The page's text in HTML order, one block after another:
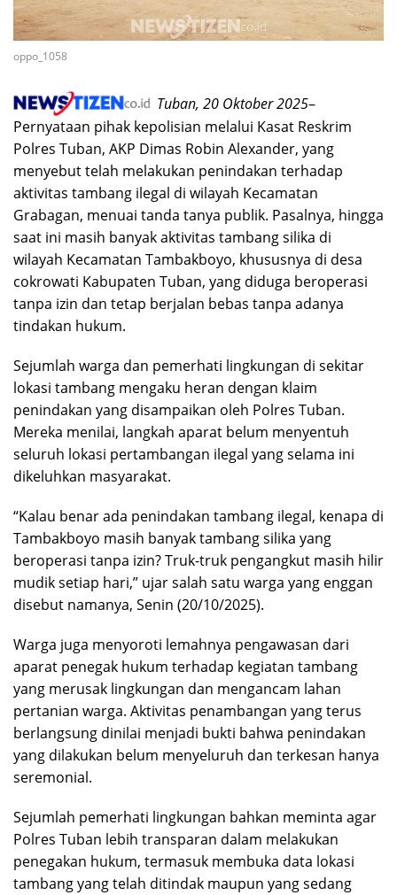
oppo_1058
Tuban, 20 Oktober 2025–
Pernyataan pihak kepolisian melalui Kasat Reskrim
Polres Tuban, AKP Dimas Robin Alexander, yang
menyebut telah melakukan penindakan terhadap
aktivitas tambang ilegal di wilayah Kecamatan
Grabagan, menuai tanda tanya publik. Pasalnya, hingga
saat ini masih banyak aktivitas tambang silika di
wilayah Kecamatan Tambakboyo, khususnya di desa
cokrowati Kabupaten Tuban, yang diduga beroperasi
tanpa izin dan tetap berjalan bebas tanpa adanya
tindakan hukum.
Sejumlah warga dan pemerhati lingkungan di sekitar
lokasi tambang mengaku heran dengan klaim
penindakan yang disampaikan oleh Polres Tuban.
Mereka menilai, langkah aparat belum menyentuh
seluruh lokasi pertambangan ilegal yang selama ini
dikeluhkan masyarakat.
“Kalau benar ada penindakan tambang ilegal, kenapa di
Tambakboyo masih banyak tambang silika yang
beroperasi tanpa izin? Truk-truk pengangkut masih hilir
mudik setiap hari,” ujar salah satu warga yang enggan
disebut namanya, Senin (20/10/2025).
Warga juga menyoroti lemahnya pengawasan dari
aparat penegak hukum terhadap kegiatan tambang
yang merusak lingkungan dan mengancam lahan
pertanian warga. Aktivitas penambangan yang terus
berlangsung dinilai menjadi bukti bahwa penindakan
yang dilakukan belum menyeluruh dan terkesan hanya
seremonial.
Sejumlah pemerhati lingkungan bahkan meminta agar
Polres Tuban lebih transparan dalam melakukan
penegakan hukum, termasuk membuka data lokasi
tambang yang telah ditindak maupun yang sedang